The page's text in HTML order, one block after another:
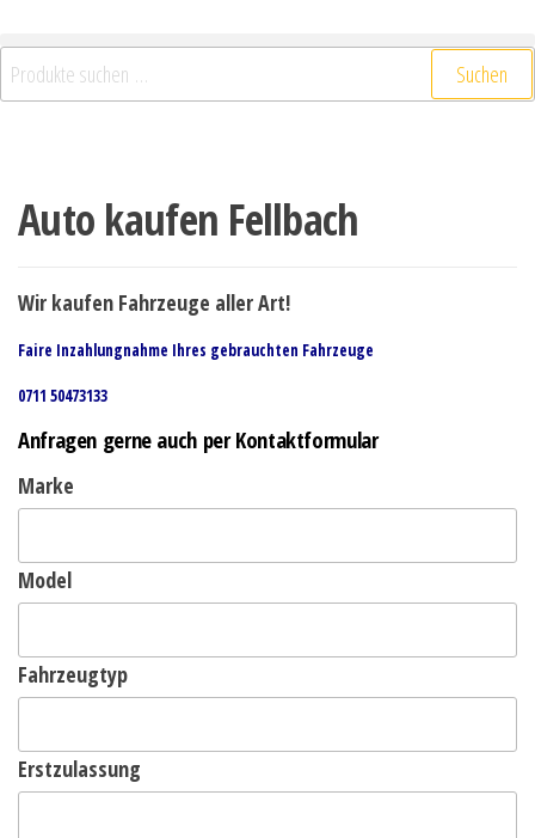
Suchen nach: Suchen
Auto kaufen Fellbach
Wir kaufen Fahrzeuge aller Art!
Faire Inzahlungnahme Ihres gebrauchten Fahrzeuge
0711 50473133
Anfragen gerne auch per Kontaktformular
Marke
Model
Fahrzeugtyp
Erstzulassung